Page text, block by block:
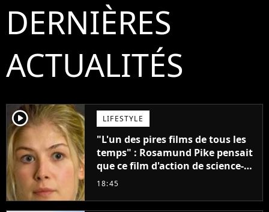
DERNIÈRES
ACTUALITÉS
player2 LIFESTYLE
"L'un des pires films de tous les
temps" : Rosamund Pike pensait
que ce film d'action de science-
fiction avec Dwayne Johnson
18:45